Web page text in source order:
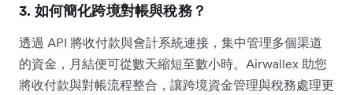
3. 如何簡化跨境對帳與稅務？
透過 API 將收付款與會計系統連接，集中管理多個渠道
的資金，月結便可從數天縮短至數小時。Airwallex 助您
將收付款與對帳流程整合，讓跨境資金管理與稅務處理更